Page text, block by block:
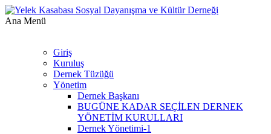
Ana Menü
Giriş
Kuruluş
Dernek Tüzüğü
Yönetim
Dernek Başkanı
BUGÜNE KADAR SEÇİLEN DERNEK
YÖNETİM KURULLARI
Dernek Yönetimi-1